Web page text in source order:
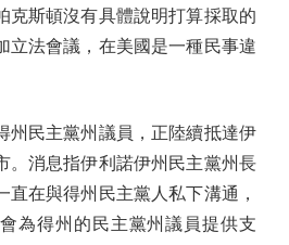
克斯頓沒有具體說明打算採取的
立法會議，在美國是一種民事違
民主黨州議員，正陸續抵達伊
。消息指伊利諾伊州民主黨州長
直在與得州民主黨人私下溝通，
為得州的民主黨州議員提供支